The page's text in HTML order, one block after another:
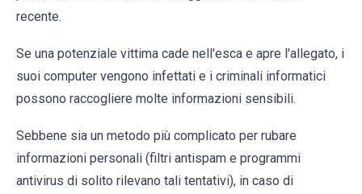
recente.
Se una potenziale vittima cade nell'esca e apre l'allegato, i
suoi computer vengono infettati e i criminali informatici
possono raccogliere molte informazioni sensibili.
Sebbene sia un metodo più complicato per rubare
informazioni personali (filtri antispam e programmi
antivirus di solito rilevano tali tentativi), in caso di